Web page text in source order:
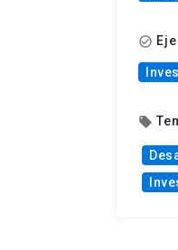
check_circle_outline
local_offer